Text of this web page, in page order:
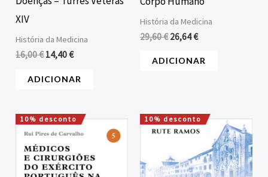
XIV
História da Medicina
16,00€ 14,40€
ADICIONAR
História da Medicina
29,60€ 26,64€
ADICIONAR
10% desconto
O
preço
original
era:
22,00 €.
O
preço
é:
19,80 €.
10% desconto
O
preço
era:
20,00 €.
O
preço
atual
é:
18,00 €.